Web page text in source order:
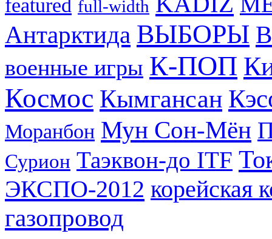
featured full-width
Антарктида ВЫБОРЫ
военные игры К-ПОП
Космос Кымгансан
Моранбон Мун Сон-Мён
Сурион Таэквон-до ITF
ЭКСПО-2012 корейская
газопровод